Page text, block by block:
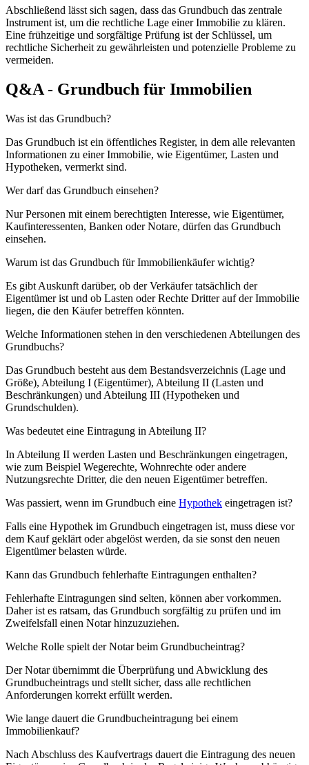
Abschließend lässt sich sagen, dass das Grundbuch das zentrale
Instrument ist, um die rechtliche Lage einer Immobilie zu klären.
Eine frühzeitige und sorgfältige Prüfung ist der Schlüssel, um
rechtliche Sicherheit zu gewährleisten und potenzielle Probleme zu
vermeiden.
Q&A - Grundbuch für Immobilien
Was ist das Grundbuch?
Das Grundbuch ist ein öffentliches Register, in dem alle relevanten
Informationen zu einer Immobilie, wie Eigentümer, Lasten und
Hypotheken, vermerkt sind.
Wer darf das Grundbuch einsehen?
Nur Personen mit einem berechtigten Interesse, wie Eigentümer,
Kaufinteressenten, Banken oder Notare, dürfen das Grundbuch
einsehen.
Warum ist das Grundbuch für Immobilienkäufer wichtig?
Es gibt Auskunft darüber, ob der Verkäufer tatsächlich der
Eigentümer ist und ob Lasten oder Rechte Dritter auf der Immobilie
liegen, die den Käufer betreffen könnten.
Welche Informationen stehen in den verschiedenen Abteilungen des
Grundbuchs?
Das Grundbuch besteht aus dem Bestandsverzeichnis (Lage und
Größe), Abteilung I (Eigentümer), Abteilung II (Lasten und
Beschränkungen) und Abteilung III (Hypotheken und
Grundschulden).
Was bedeutet eine Eintragung in Abteilung II?
In Abteilung II werden Lasten und Beschränkungen eingetragen,
wie zum Beispiel Wegerechte, Wohnrechte oder andere
Nutzungsrechte Dritter, die den neuen Eigentümer betreffen.
Was passiert, wenn im Grundbuch eine Hypothek eingetragen ist?
Falls eine Hypothek im Grundbuch eingetragen ist, muss diese vor
dem Kauf geklärt oder abgelöst werden, da sie sonst den neuen
Eigentümer belasten würde.
Kann das Grundbuch fehlerhafte Eintragungen enthalten?
Fehlerhafte Eintragungen sind selten, können aber vorkommen.
Daher ist es ratsam, das Grundbuch sorgfältig zu prüfen und im
Zweifelsfall einen Notar hinzuzuziehen.
Welche Rolle spielt der Notar beim Grundbucheintrag?
Der Notar übernimmt die Überprüfung und Abwicklung des
Grundbucheintrags und stellt sicher, dass alle rechtlichen
Anforderungen korrekt erfüllt werden.
Wie lange dauert die Grundbucheintragung bei einem
Immobilienkauf?
Nach Abschluss des Kaufvertrags dauert die Eintragung des neuen